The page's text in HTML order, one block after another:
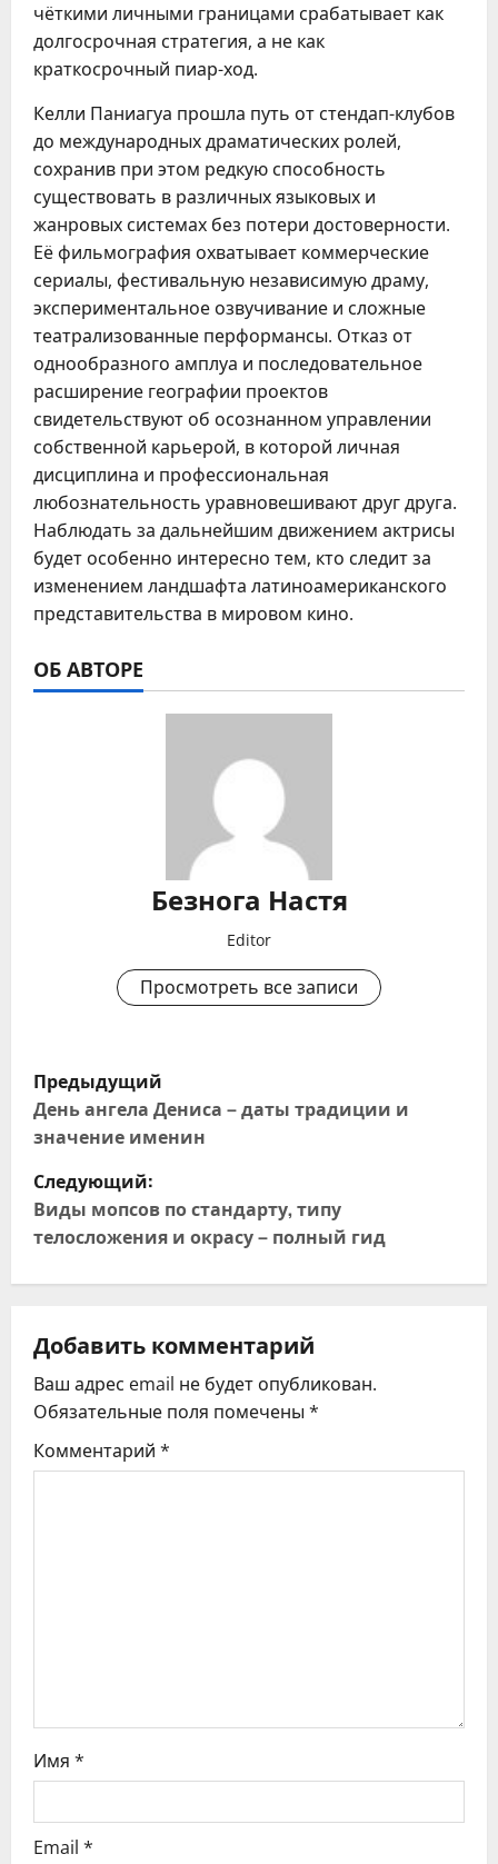
чёткими личными границами срабатывает как
долгосрочная стратегия, а не как
краткосрочный пиар-ход.
Келли Паниагуа прошла путь от стендап-клубов
до международных драматических ролей,
сохранив при этом редкую способность
существовать в различных языковых и
жанровых системах без потери достоверности.
Её фильмография охватывает коммерческие
сериалы, фестивальную независимую драму,
экспериментальное озвучивание и сложные
театрализованные перформансы. Отказ от
однообразного амплуа и последовательное
расширение географии проектов
свидетельствуют об осознанном управлении
собственной карьерой, в которой личная
дисциплина и профессиональная
любознательность уравновешивают друг друга.
Наблюдать за дальнейшим движением актрисы
будет особенно интересно тем, кто следит за
изменением ландшафта латиноамериканского
представительства в мировом кино.
ОБ АВТОРЕ
Безнога Настя
Editor
Просмотреть все записи
Н
а
в
и
г
ц
и
я
и
с
я
Предыдущий
День ангела Дениса – даты традиции и
значение именин
Следующий:
Виды мопсов по стандарту, типу
телосложения и окрасу – полный гид
Добавить комментарий
Ваш адрес email не будет опубликован.
Обязательные поля помечены *
Комментарий *
Имя *
Email *